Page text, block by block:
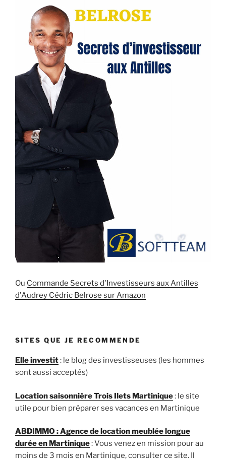
Ou Commande Secrets d'Investisseurs aux Antilles
d'Audrey Cédric Belrose sur Amazon
SITES QUE JE RECOMMENDE
Elle investit: le blog des investisseuses (les hommes
sont aussi acceptés)
Location saisonnière Trois Ilets Martinique: le site
utile pour bien préparer ses vacances en Martinique
ABDIMMO : Agence de location meublée longue
durée en Martinique: Vous venez en mission pour au
moins de 3 mois en Martinique, consulter ce site. Il